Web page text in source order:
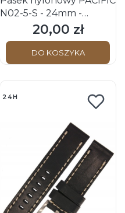
N02-5-S - 24mm -
Granatowy
Cena
20,00 zł
DO KOSZYKA
24H